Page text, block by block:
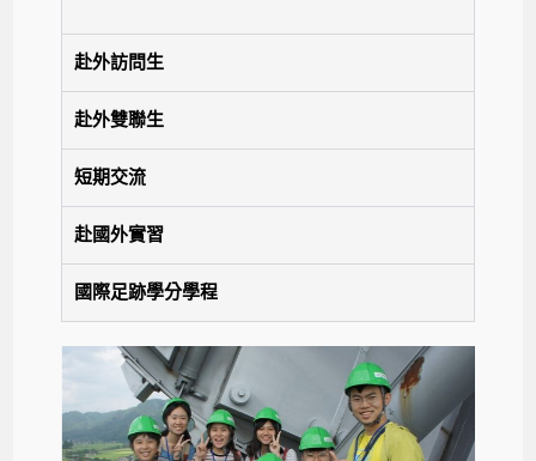
赴外訪問生
赴外雙聯生
短期交流
赴國外實習
國際足跡學分學程